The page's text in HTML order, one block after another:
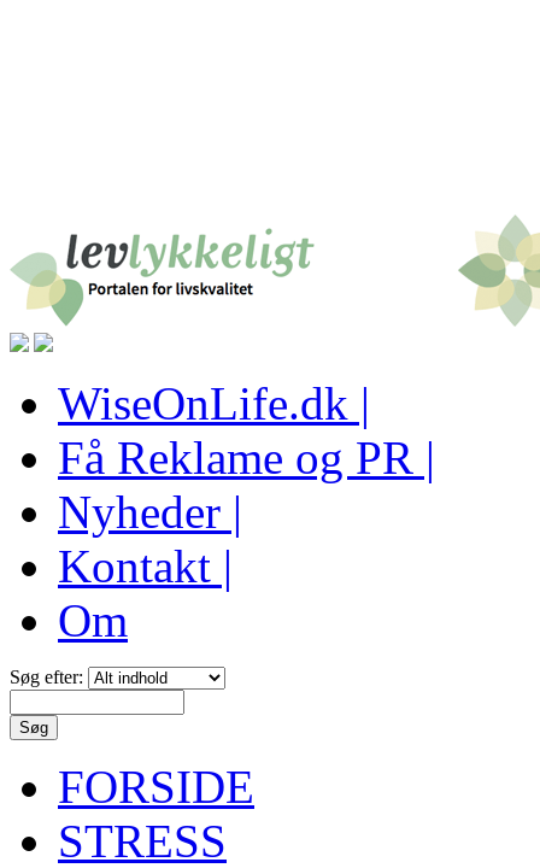
WiseOnLife.dk |
Få Reklame og PR |
Nyheder |
Kontakt |
Om
Søg efter:
FORSIDE
STRESS